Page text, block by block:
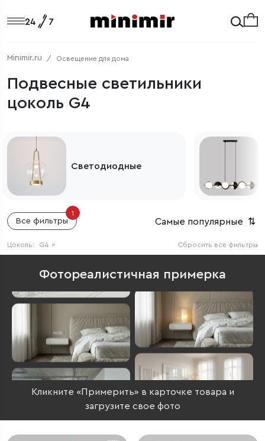
Minimir.ru Освещение для дома
Подвесные светильники
цоколь G4
Светодиодные
Все фильтры
1
Самые популярные ⇅
Сбросить все фильтры
Цоколь: G4 ×
Фотореалистичная примерка
Кликните «Примерить» в карточке товара и
загрузите свое фото